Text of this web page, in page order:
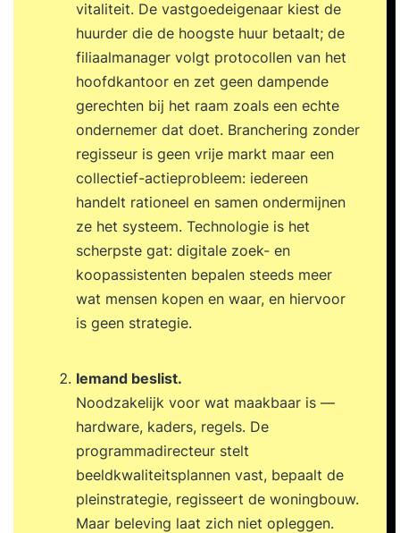
vitaliteit. De vastgoedeigenaar kiest de
huurder die de hoogste huur betaalt; de
filiaalmanager volgt protocollen van het
hoofdkantoor en zet geen dampende
gerechten bij het raam zoals een echte
ondernemer dat doet. Branchering zonder
regisseur is geen vrije markt maar een
collectief-actieprobleem: iedereen
handelt rationeel en samen ondermijnen
ze het systeem. Technologie is het
scherpste gat: digitale zoek- en
koopassistenten bepalen steeds meer
wat mensen kopen en waar, en hiervoor
is geen strategie.
Iemand beslist.
Noodzakelijk voor wat maakbaar is —
hardware, kaders, regels. De
programmadirecteur stelt
beeldkwaliteitsplannen vast, bepaalt de
pleinstrategie, regisseert de woningbouw.
Maar beleving laat zich niet opleggen.